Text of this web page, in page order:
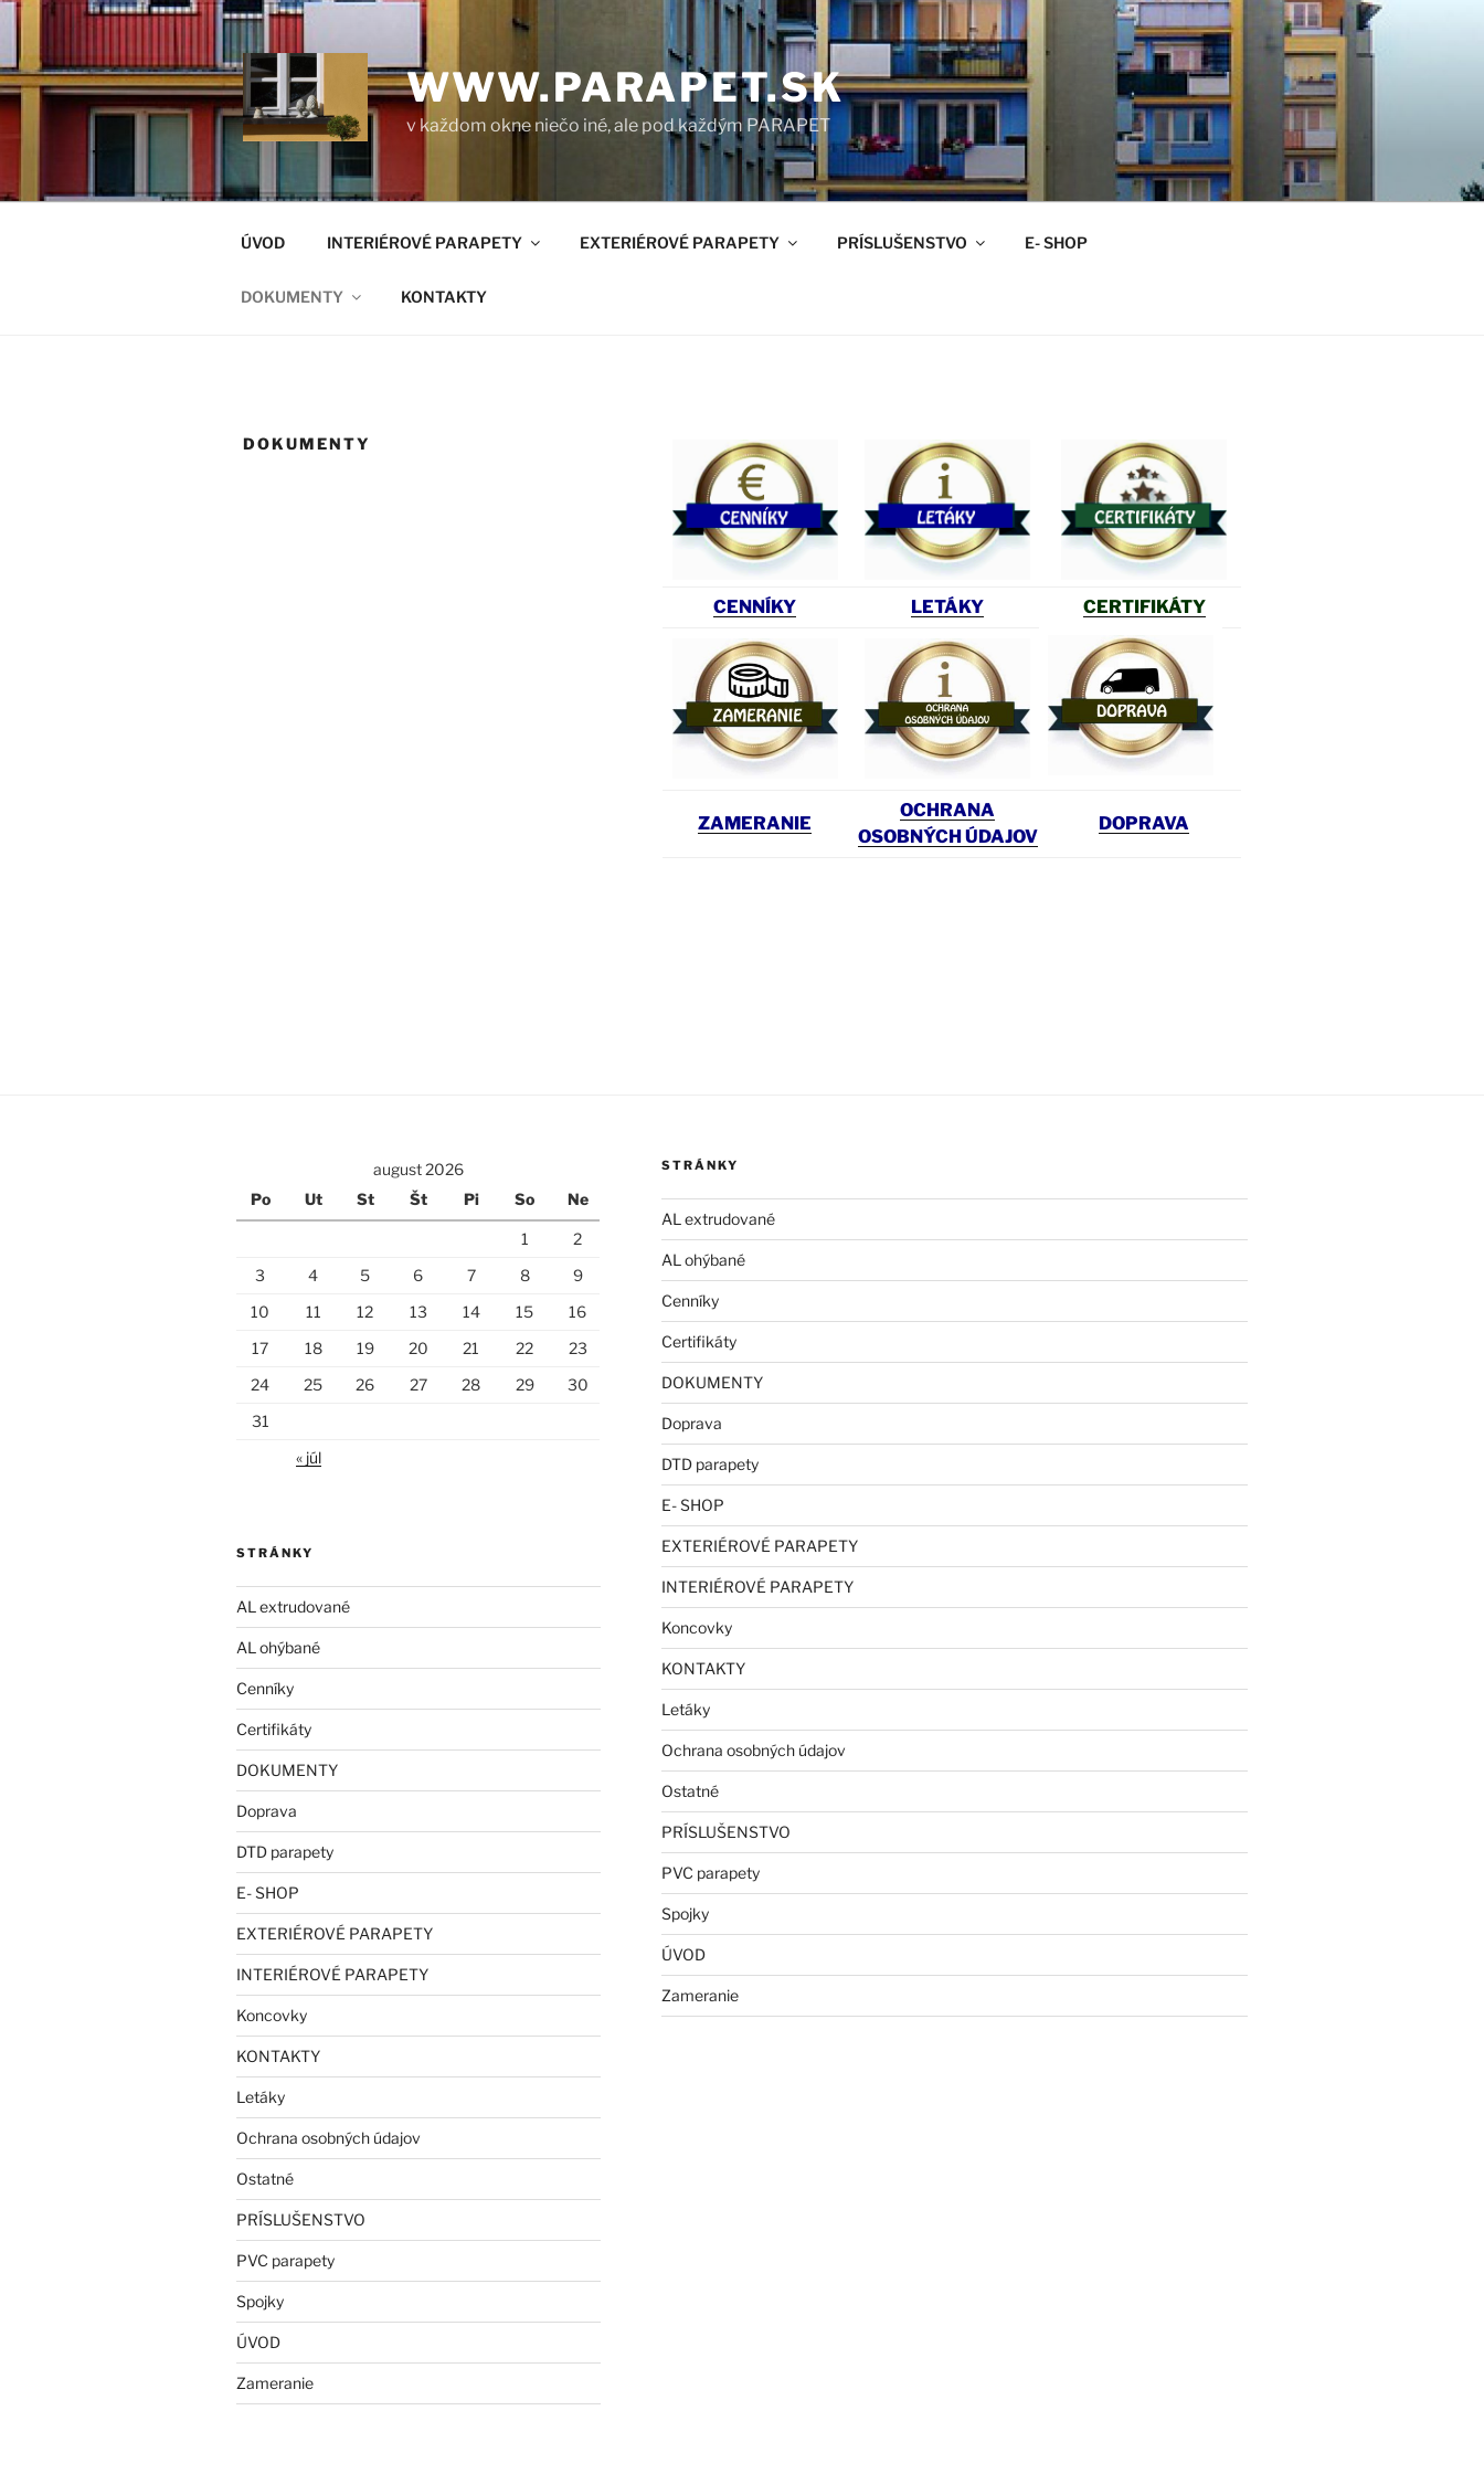
Prejsť
obsah
WWW.PARAPET.SK
v každom okne niečo iné, ale pod každým PARAPET
ÚVOD INTERIÉROVÉ PARAPETY EXTERIÉROVÉ PARAPETY PRÍSLUŠENSTVO E- SHOP
DOKUMENTY KONTAKTY
DOKUMENTY
CENNÍKY LETÁKY CERTIFIKÁTY
ZAMERANIE
OCHRANA
OSOBNÝCH ÚDAJOV
DOPRAVA
august 2026
Po
Ut St Št Pi So Ne
1
2
3
4 5 6 7 8
9
10
11 12 13 14 15
16
17
18 19 20 21 22
23
24
25 26 27 28 29
30
31
« júl
STRÁNKY
AL extrudované
AL ohýbané
Cenníky
Certifikáty
DOKUMENTY
Doprava
DTD parapety
E- SHOP
EXTERIÉROVÉ PARAPETY
INTERIÉROVÉ PARAPETY
Koncovky
KONTAKTY
Letáky
Ochrana osobných údajov
Ostatné
PRÍSLUŠENSTVO
PVC parapety
Spojky
ÚVOD
Zameranie
STRÁNKY
AL extrudované
AL ohýbané
Cenníky
Certifikáty
DOKUMENTY
Doprava
DTD parapety
E- SHOP
EXTERIÉROVÉ PARAPETY
INTERIÉROVÉ PARAPETY
Koncovky
KONTAKTY
Letáky
Ochrana osobných údajov
Ostatné
PRÍSLUŠENSTVO
PVC parapety
Spojky
ÚVOD
Zameranie